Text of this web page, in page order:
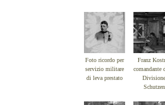
Foto ricordo per
servizio militare
di leva prestato
Franz
comandante
Divisione
Schutzen